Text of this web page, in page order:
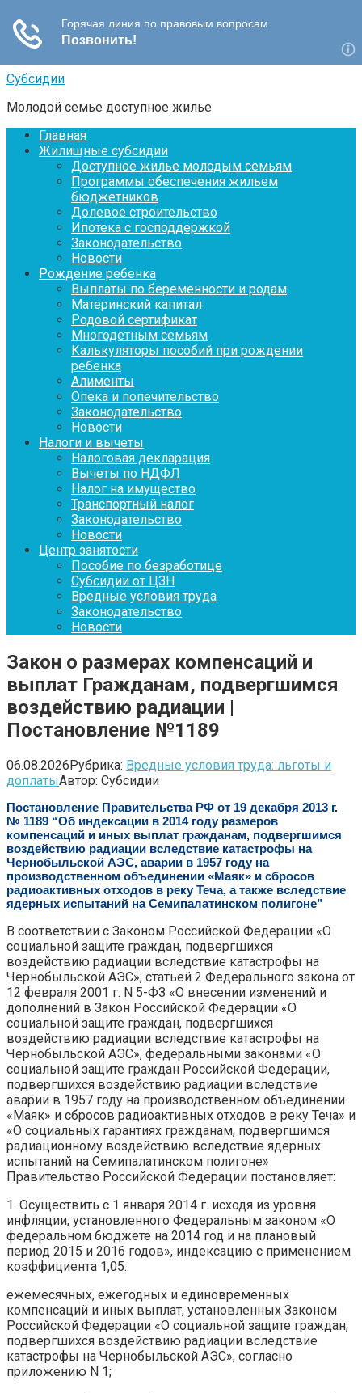
Перейти
контенту
Субсидии
Молодой семье доступное жилье
Главная
Жилищные субсидии
Доступное жилье молодым семьям
Программы обеспечения жильем
бюджетников
Долевое строительство
Ипотека с господдержкой
Законодательство
Новости
Рождение ребенка
Выплаты по беременности и родам
Материнский капитал
Родовой сертификат
Многодетным семьям
Калькуляторы пособий при рождении
ребенка
Алименты
Опека и попечительство
Законодательство
Новости
Налоги и вычеты
Налоговая декларация
Вычеты по НДФЛ
Налог на имущество
Транспортный налог
Законодательство
Новости
Центр занятости
Пособие по безработице
Субсидии от ЦЗН
Вредные условия труда
Законодательство
Новости
Закон о размерах компенсаций и
выплат Гражданам, подвергшимся
воздействию радиации |
Постановление №1189
06.08.2026Рубрика: Вредные условия труда: льготы и
доплатыАвтор: Субсидии
Постановление Правительства РФ от 19 декабря 2013 г.
№ 1189 “Об индексации в 2014 году размеров
компенсаций и иных выплат гражданам, подвергшимся
воздействию радиации вследствие катастрофы на
Чернобыльской АЭС, аварии в 1957 году на
производственном объединении «Маяк» и сбросов
радиоактивных отходов в реку Теча, а также вследствие
ядерных испытаний на Семипалатинском полигоне”
В соответствии с Законом Российской Федерации «О
социальной защите граждан, подвергшихся
воздействию радиации вследствие катастрофы на
Чернобыльской АЭС», статьей 2 Федерального закона от
12 февраля 2001 г. N 5-ФЗ «О внесении изменений и
дополнений в Закон Российской Федерации «О
социальной защите граждан, подвергшихся
воздействию радиации вследствие катастрофы на
Чернобыльской АЭС», федеральными законами «О
социальной защите граждан Российской Федерации,
подвергшихся воздействию радиации вследствие
аварии в 1957 году на производственном объединении
«Маяк» и сбросов радиоактивных отходов в реку Теча» и
«О социальных гарантиях гражданам, подвергшимся
радиационному воздействию вследствие ядерных
испытаний на Семипалатинском полигоне»
Правительство Российской Федерации постановляет:
1. Осуществить с 1 января 2014 г. исходя из уровня
инфляции, установленного Федеральным законом «О
федеральном бюджете на 2014 год и на плановый
период 2015 и 2016 годов», индексацию с применением
коэффициента 1,05:
ежемесячных, ежегодных и единовременных
компенсаций и иных выплат, установленных Законом
Российской Федерации «О социальной защите граждан,
подвергшихся воздействию радиации вследствие
катастрофы на Чернобыльской АЭС», согласно
приложению N 1;